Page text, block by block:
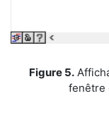
​Figure 5.
fenêtre